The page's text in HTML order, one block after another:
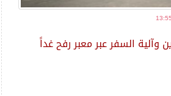
السفر عبر معبر رفح غداً